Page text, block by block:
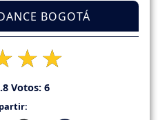
BOGOTÁ
Votos: 6